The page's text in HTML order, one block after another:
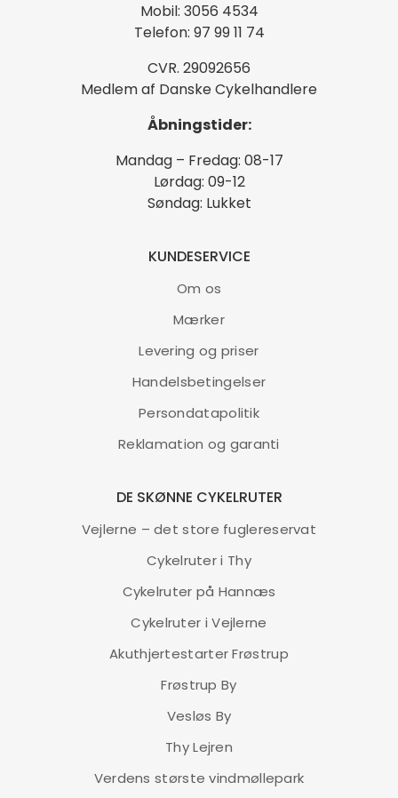
Mobil: 3056 4534
Telefon: 97 99 11 74
CVR. 29092656
Medlem af Danske Cykelhandlere
Åbningstider:
Mandag – Fredag: 08-17
Lørdag: 09-12
Søndag: Lukket
KUNDESERVICE
Om os
Mærker
Levering og priser
Handelsbetingelser
Persondatapolitik
Reklamation og garanti
DE SKØNNE CYKELRUTER
Vejlerne – det store fuglereservat
Cykelruter i Thy
Cykelruter på Hannæs
Cykelruter i Vejlerne
Akuthjertestarter Frøstrup
Frøstrup By
Vesløs By
Thy Lejren
Verdens største vindmøllepark